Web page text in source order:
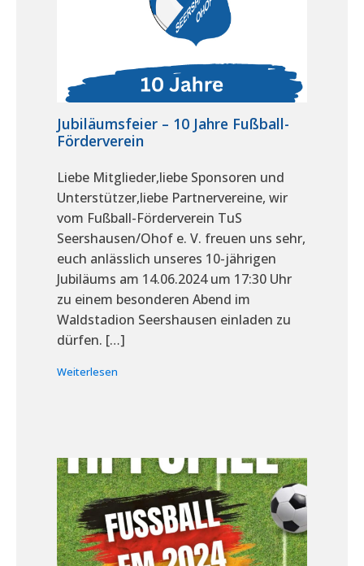
Jubiläumsfeier – 10 Jahre Fußball-
Förderverein
Liebe Mitglieder,liebe Sponsoren und
Unterstützer,liebe Partnervereine, wir
vom Fußball-Förderverein TuS
Seershausen/Ohof e. V. freuen uns sehr,
euch anlässlich unseres 10-jährigen
Jubiläums am 14.06.2024 um 17:30 Uhr
zu einem besonderen Abend im
Waldstadion Seershausen einladen zu
dürfen. […]
Weiterlesen